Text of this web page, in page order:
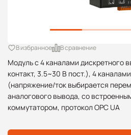
Модуль с 4 каналами дискретного
контакт, 3.5~30 В пост.), 4
(напряжение/ток выбирается
аналогового вывода, со
коммутатором, протокол OPC UA
В избранное В сравнение